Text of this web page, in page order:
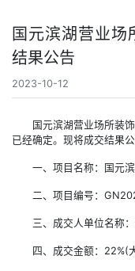
国元滨湖营业场
结果公告
2023-10-12
国元滨湖营业场所装
已经确定。现将成交结果公
一、项目名称：国元
二、项目编号：
三、成交人单位名称
四、成交金额：22%(